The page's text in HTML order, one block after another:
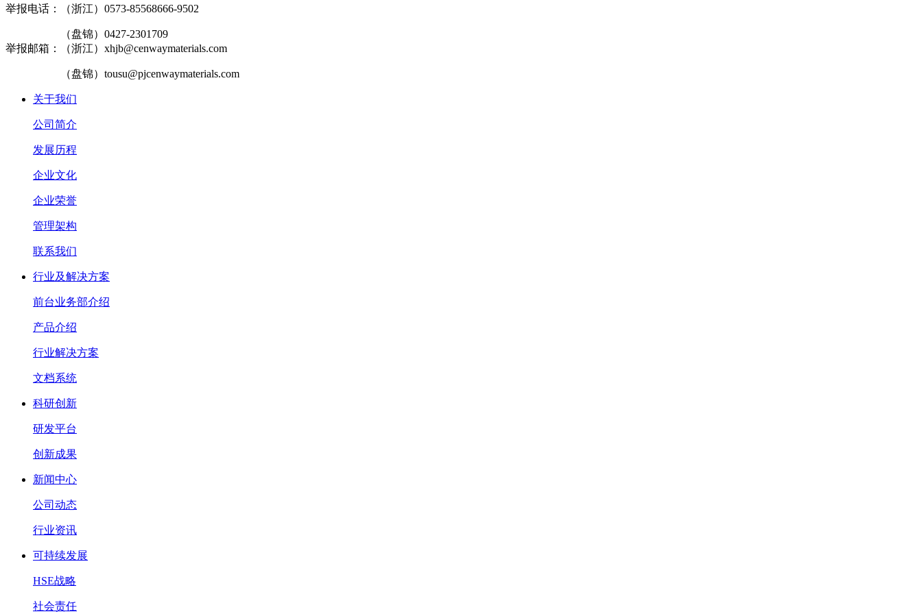
举报电话：（浙江）0573-85568666-9502
（盘锦）0427-2301709
举报邮箱：（浙江）xhjb@cenwaymaterials.com
（盘锦）tousu@pjcenwaymaterials.com
关于我们
公司简介
发展历程
企业文化
企业荣誉
管理架构
联系我们
行业及解决方案
前台业务部介绍
产品介绍
行业解决方案
文档系统
科研创新
研发平台
创新成果
新闻中心
公司动态
行业资讯
可持续发展
HSE战略
社会责任